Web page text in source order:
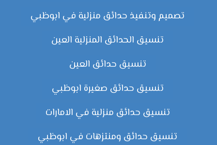
تصميم وتنفيذ حدائق منزلية في ابوظبي
تنسيق الحدائق المنزلية العين
تنسيق حدائق العين
تنسيق حدائق صغيرة ابوظبي
تنسيق حدائق منزلية في الامارات
تنسيق حدائق ومنتزهات في ابوظبي